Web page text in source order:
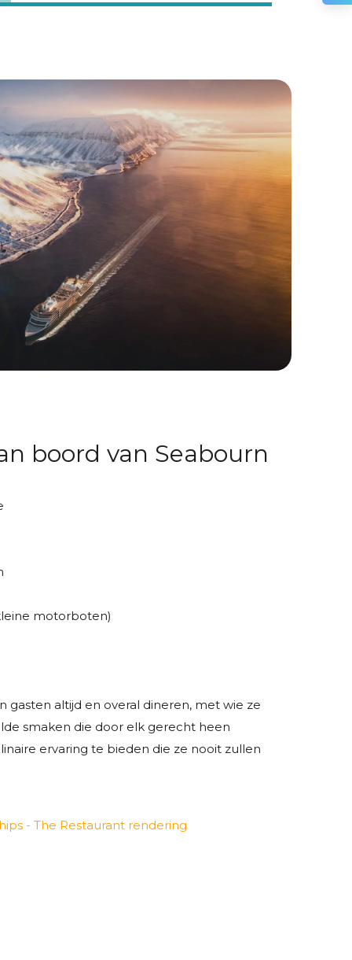
boord van Seabourn
motorboten)
altijd en overal dineren, met wie ze
smaken die door elk gerecht heen
ervaring te bieden die ze nooit zullen